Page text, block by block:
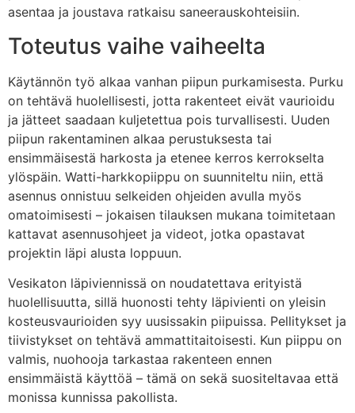
asentaa ja joustava ratkaisu saneerauskohteisiin.
Toteutus vaihe vaiheelta
Käytännön työ alkaa vanhan piipun purkamisesta. Purku
on tehtävä huolellisesti, jotta rakenteet eivät vaurioidu
ja jätteet saadaan kuljetettua pois turvallisesti. Uuden
piipun rakentaminen alkaa perustuksesta tai
ensimmäisestä harkosta ja etenee kerros kerrokselta
ylöspäin. Watti-harkkopiippu on suunniteltu niin, että
asennus onnistuu selkeiden ohjeiden avulla myös
omatoimisesti – jokaisen tilauksen mukana toimitetaan
kattavat asennusohjeet ja videot, jotka opastavat
projektin läpi alusta loppuun.
Vesikaton läpiviennissä on noudatettava erityistä
huolellisuutta, sillä huonosti tehty läpivienti on yleisin
kosteusvaurioiden syy uusissakin piipuissa. Pellitykset ja
tiivistykset on tehtävä ammattitaitoisesti. Kun piippu on
valmis, nuohooja tarkastaa rakenteen ennen
ensimmäistä käyttöä – tämä on sekä suositeltavaa että
monissa kunnissa pakollista.